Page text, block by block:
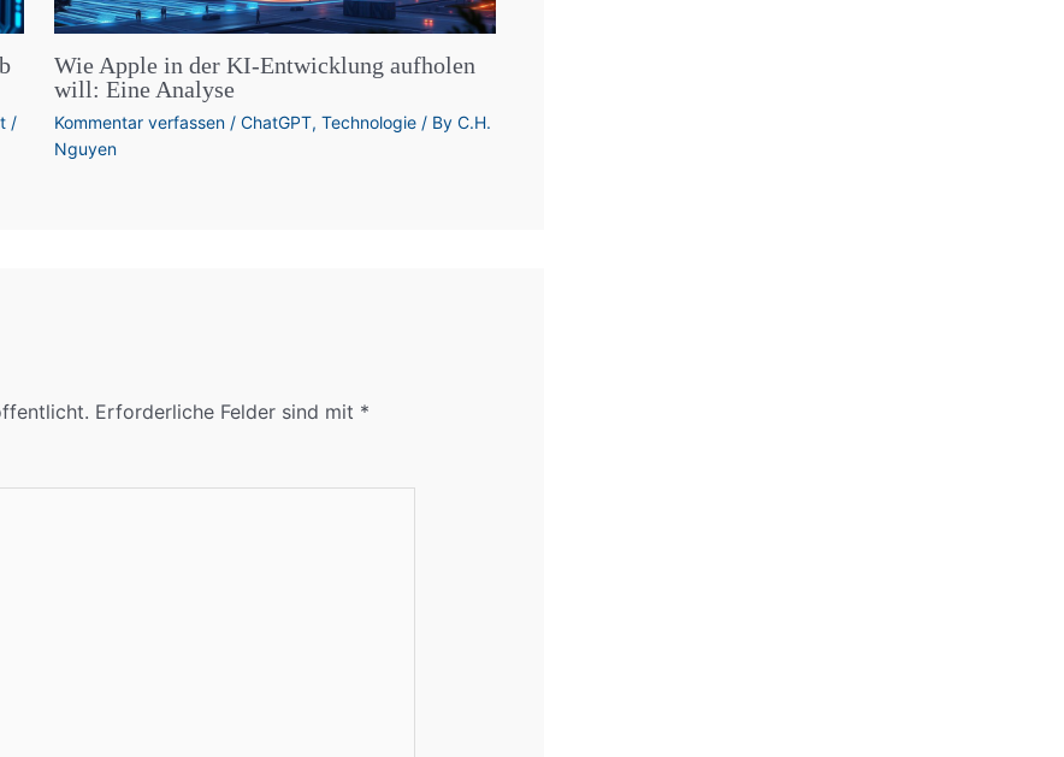
/
Wie Apple in der KI-Entwicklung aufholen
will: Eine Analyse
Kommentar verfassen / ChatGPT, Technologie/ By C.H.
Nguyen
Erforderliche Felder sind mit *